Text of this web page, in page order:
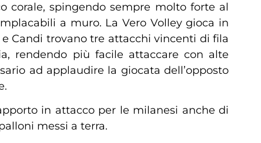
corale, spingendo sempre molto forte al
a muro. La Vero Volley gioca in
Candi trovano tre attacchi vincenti di fila
rendendo più facile attaccare con alte
ad applaudire la giocata dell’opposto
in attacco per le milanesi anche di
messi a terra.